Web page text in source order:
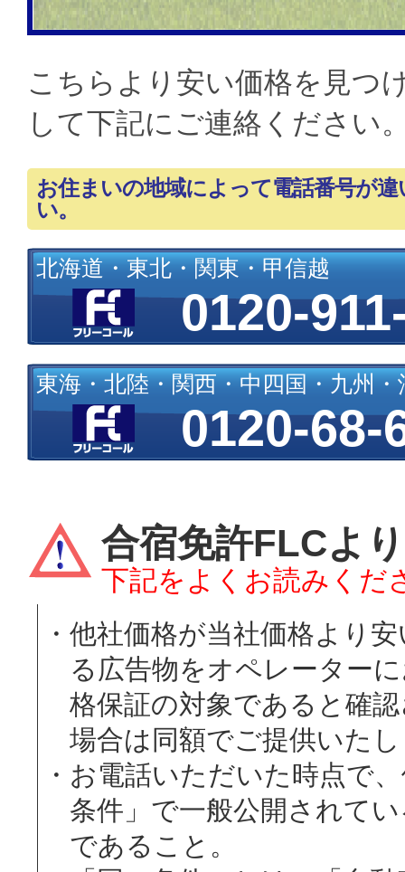
こちらより安い価格を見つ
して下記にご連絡ください
お住まいの地域によって電話番号が
い。
北海道・東北・関東・甲信越
0120-
東海・北陸・関西・中四国・九州・
0120-68-
合宿免許FLCよ
下記をよくお読みくだ
他社価格が当社価格より
る広告物をオペレーター
格保証の対象であると確
場合は同額でご提供いた
お電話いただいた時点で
条件」で一般公開されて
であること。